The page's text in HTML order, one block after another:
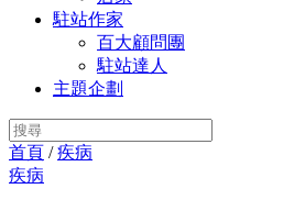
駐站作家
百大顧問團
駐站達人
主題企劃
首頁 /疾病
疾病